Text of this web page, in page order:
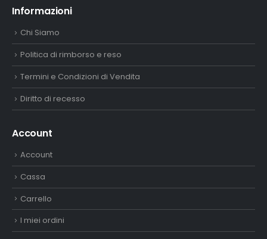
Informazioni
Chi Siamo
Politica di rimborso e reso
Termini e Condizioni di Vendita
Diritto di recesso
Account
Account
Cassa
Carrello
I miei ordini